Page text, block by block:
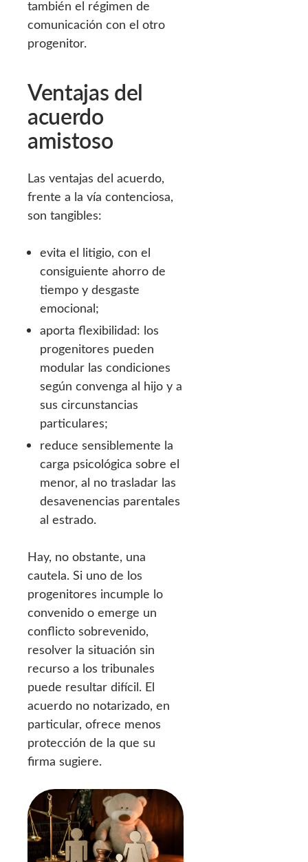
también el régimen de
comunicación con el otro
progenitor.
Ventajas del
acuerdo
amistoso
Las ventajas del acuerdo,
frente a la vía contenciosa,
son tangibles:
evita el litigio, con el
consiguiente ahorro de
tiempo y desgaste
emocional;
aporta flexibilidad: los
progenitores pueden
modular las condiciones
según convenga al hijo y a
sus circunstancias
particulares;
reduce sensiblemente la
carga psicológica sobre el
menor, al no trasladar las
desavenencias parentales
al estrado.
Hay, no obstante, una
cautela. Si uno de los
progenitores incumple lo
convenido o emerge un
conflicto sobrevenido,
resolver la situación sin
recurso a los tribunales
puede resultar difícil. El
acuerdo no notarizado, en
particular, ofrece menos
protección de la que su
firma sugiere.